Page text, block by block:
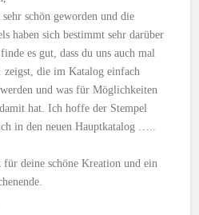
schön geworden und die
haben sich bestimmt sehr darüber
es gut, dass du uns auch mal
zeigst, die im Katalog einfach
und was für Möglichkeiten
hat. Ich hoffe der Stempel
in den neuen Hauptkatalog …..
für deine schöne Kreation und ein